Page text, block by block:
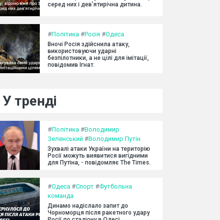
серед них і дев'ятирічна дитина.
#Політика #Росія #Одеса
Вночі Росія здійснила атаку,
використовуючи ударні
безпілотники, а не цілі для імітації,
повідомив Ігнат.
У тренді
#Політика #Володимир
Зеленський #Володимир Путін
Зухвалі атаки України на територію
Росії можуть виявитися вигідними
для Путіна, - повідомляє The Times.
#Одеса #Спорт #Футбольна
команда
Динамо надіслало запит до
Чорноморця після ракетного удару